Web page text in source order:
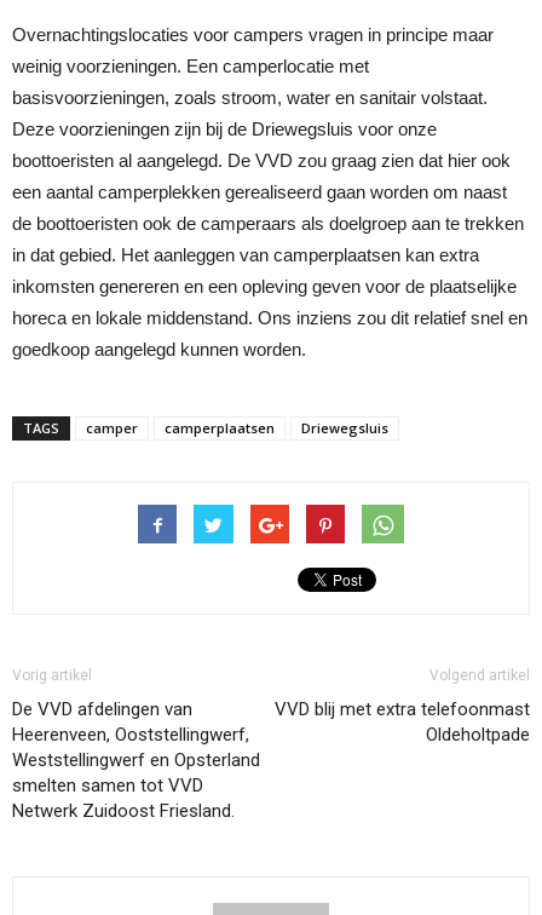
Overnachtingslocaties voor campers vragen in principe maar
weinig voorzieningen. Een camperlocatie met
basisvoorzieningen, zoals stroom, water en sanitair volstaat.
Deze voorzieningen zijn bij de Driewegsluis voor onze
boottoeristen al aangelegd. De VVD zou graag zien dat hier ook
een aantal camperplekken gerealiseerd gaan worden om naast
de boottoeristen ook de camperaars als doelgroep aan te trekken
in dat gebied. Het aanleggen van camperplaatsen kan extra
inkomsten genereren en een opleving geven voor de plaatselijke
horeca en lokale middenstand. Ons inziens zou dit relatief snel en
goedkoop aangelegd kunnen worden.
TAGS camper camperplaatsen Driewegsluis
Vorig artikel
De VVD afdelingen van
Heerenveen, Ooststellingwerf,
Weststellingwerf en Opsterland
smelten samen tot VVD
Netwerk Zuidoost Friesland.
Volgend artikel
VVD blij met extra telefoonmast
Oldeholtpade